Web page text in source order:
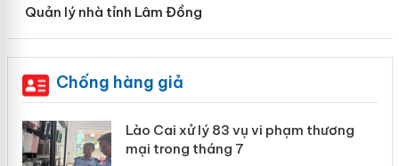
Quản lý nhà tỉnh Lâm Đồng
Chống hàng giả
Lào Cai xử lý 83 vụ vi phạm thương
mại trong tháng 7